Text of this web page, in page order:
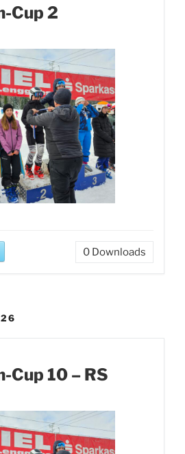
Cup 2
0 Downloads
Cup 10 – RS